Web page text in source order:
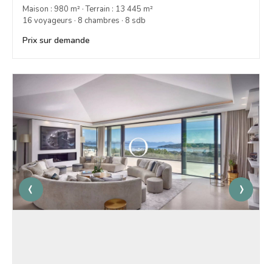
Maison : 980 m² · Terrain : 13 445 m²
16 voyageurs · 8 chambres · 8 sdb
Prix sur demande
‹ ›